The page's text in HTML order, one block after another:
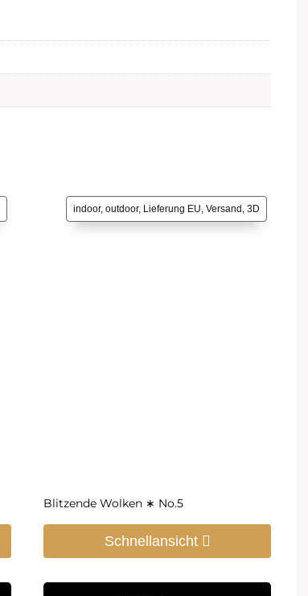
indoor, outdoor, Lieferung EU, Versand, 3D
Blitzende Wolken ∗ No.5
Schnellansicht